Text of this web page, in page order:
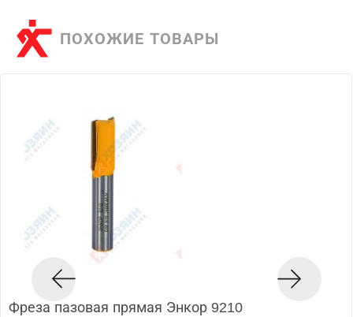
ПОХОЖИЕ ТОВАРЫ
Фреза пазовая прямая Энкор 9210